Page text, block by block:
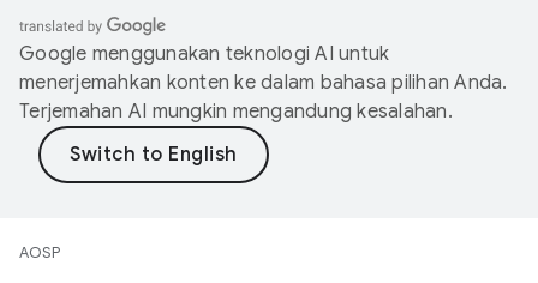
Google menggunakan teknologi AI untuk
menerjemahkan konten ke dalam bahasa pilihan Anda.
Terjemahan AI mungkin mengandung kesalahan.
AOSP